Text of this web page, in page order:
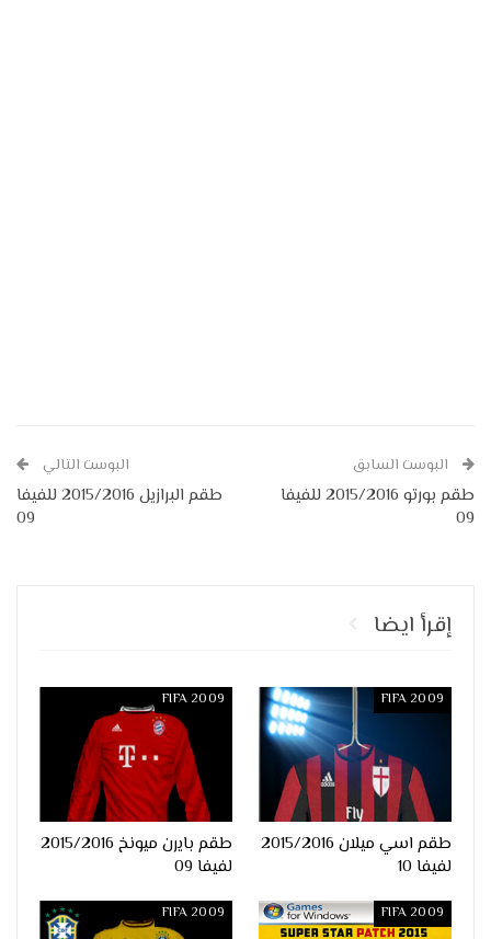
البوست السابق
طقم بورتو 2015/2016 للفيفا
09
البوست التالي
طقم البرازيل 2015/2016 للفيفا
09
إقرأ ايضا
FIFA 2009
طقم اسي ميلان 2015/2016
لفيفا 10
FIFA 2009
طقم بايرن ميونخ 2015/2016
لفيفا 09
FIFA 2009
FIFA 2009